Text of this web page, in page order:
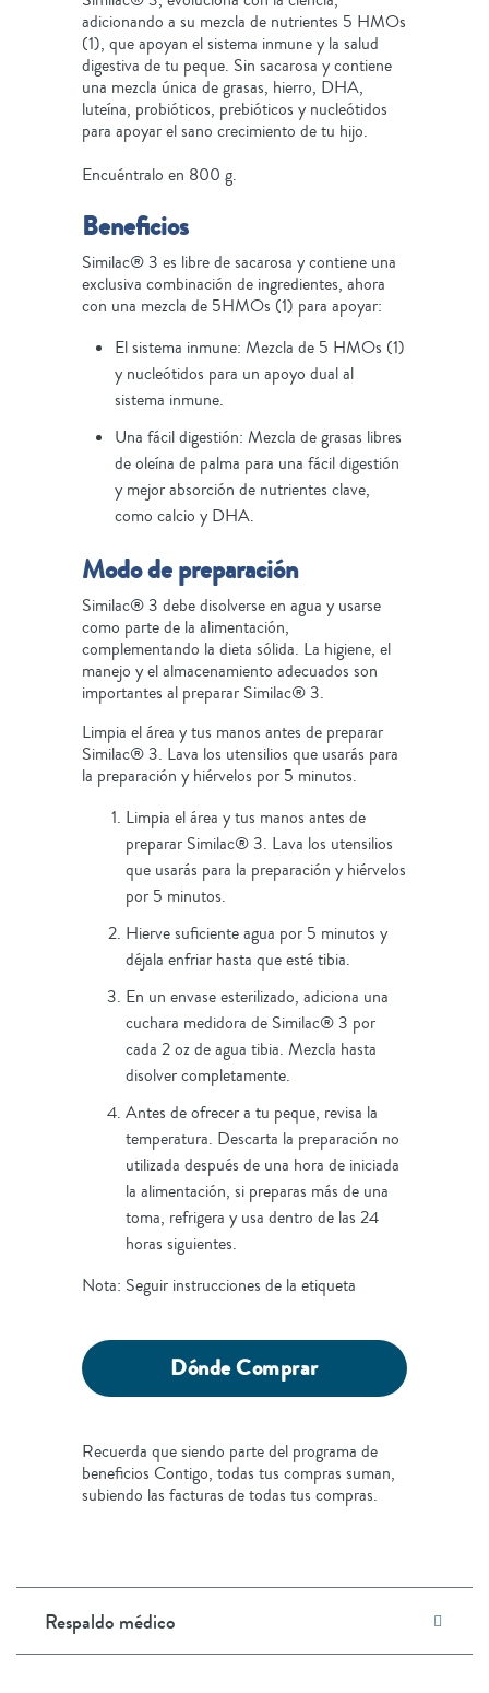
adicionando a su mezcla de nutrientes 5 HMOs
(1), que apoyan el sistema inmune y la salud
digestiva de tu peque. Sin sacarosa y contiene
una mezcla única de grasas, hierro, DHA,
luteína, probióticos, prebióticos y nucleótidos
para apoyar el sano crecimiento de tu hijo.
Encuéntralo en 800 g.
Beneficios
Similac® 3 es libre de sacarosa y contiene una
exclusiva combinación de ingredientes, ahora
con una mezcla de 5HMOs (1) para apoyar:
El sistema inmune: Mezcla de 5 HMOs (1)
y nucleótidos para un apoyo dual al
sistema inmune.
Una fácil digestión: Mezcla de grasas libres
de oleína de palma para una fácil digestión
y mejor absorción de nutrientes clave,
como calcio y DHA.
Modo de preparación
Similac® 3 debe disolverse en agua y usarse
como parte de la alimentación,
complementando la dieta sólida. La higiene, el
manejo y el almacenamiento adecuados son
importantes al preparar Similac® 3.
Limpia el área y tus manos antes de preparar
Similac® 3. Lava los utensilios que usarás para
la preparación y hiérvelos por 5 minutos.
Limpia el área y tus manos antes de
preparar Similac® 3. Lava los utensilios
que usarás para la preparación y hiérvelos
por 5 minutos.
Hierve suficiente agua por 5 minutos y
déjala enfriar hasta que esté tibia.
En un envase esterilizado, adiciona una
cuchara medidora de Similac® 3 por
cada 2 oz de agua tibia. Mezcla hasta
disolver completamente.
Antes de ofrecer a tu peque, revisa la
temperatura. Descarta la preparación no
utilizada después de una hora de iniciada
la alimentación, si preparas más de una
toma, refrigera y usa dentro de las 24
horas siguientes.
Nota: Seguir instrucciones de la etiqueta
Dónde Comprar
Recuerda que siendo parte del programa de
beneficios Contigo, todas tus compras suman,
subiendo las facturas de todas tus compras.
Respaldo médico